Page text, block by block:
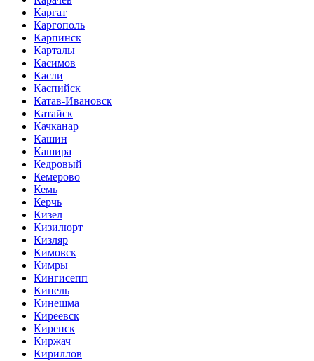
Каргат
Каргополь
Карпинск
Карталы
Касимов
Касли
Каспийск
Катав-Ивановск
Катайск
Качканар
Кашин
Кашира
Кедровый
Кемерово
Кемь
Керчь
Кизел
Кизилюрт
Кизляр
Кимовск
Кимры
Кингисепп
Кинель
Кинешма
Киреевск
Киренск
Киржач
Кириллов